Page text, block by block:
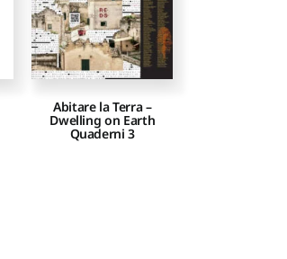
Abitare la Terra –
Dwelling on Earth
Quaderni 3